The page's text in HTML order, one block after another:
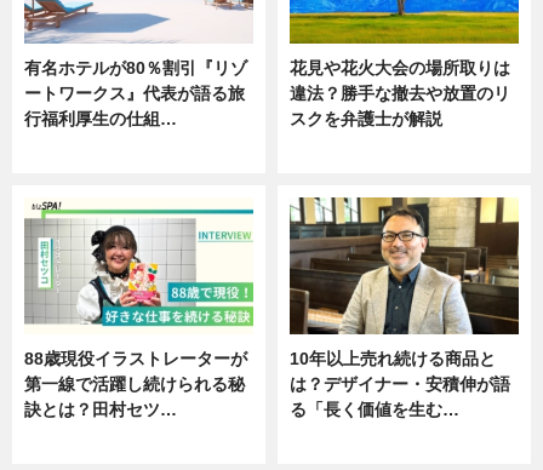
有名ホテルが80％割引『リゾ
ートワークス』代表が語る旅
行福利厚生の仕組…
花見や花火大会の場所取りは
違法？勝手な撤去や放置のリ
スクを弁護士が解説
88歳現役イラストレーターが
第一線で活躍し続けられる秘
訣とは？田村セツ…
10年以上売れ続ける商品と
は？デザイナー・安積伸が語
る「長く価値を生む…